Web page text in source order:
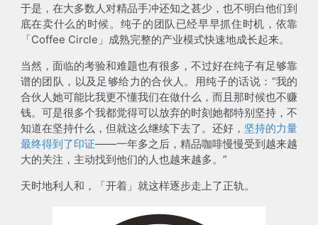
于是，在大多数人对精品手冲还知之甚少，也不明白他们到
底在卖什么的时候。纯子的团队已经早早抓住时机，依靠
「Coffee Circle」成熟完整的产业模式快速地成长起来。
当然，面临的考验和难题也有很多，不过好在纯子有足够靠
谱的团队，以及足够给力的合伙人。用纯子的话说：“我的
合伙人她可能比我更不懂我们在做什么，而且那时候也不赚
钱。可是很多个我都觉得可以放弃的时刻她都特别坚持，不
知道在坚持什么，但就这么继续下去了。还好， 坚持的力量
最终得到了印证——一年多之后，精品咖啡慢慢受到越来越
大的关注，主动找到他们的人也越来越多。”
天时地利人和，「开着」就这样逐步走上了正轨。